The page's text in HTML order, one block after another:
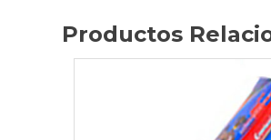
Productos